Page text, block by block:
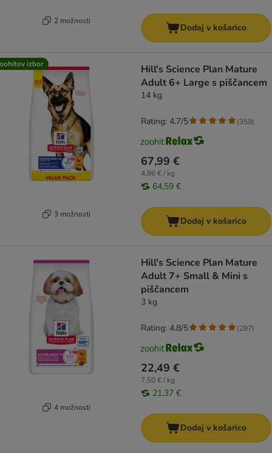
2 možnosti
Dodaj v košarico
izbor
3 možnosti
Hill's Science Plan Mature
Adult 6+ Large s piščancem
14 kg
67,99 €
4,86 € / kg
64,59 €
Rating: 4.7/5 (359)
Dodaj v košarico
4 možnosti
Hill's Science Plan Mature
Adult 7+ Small & Mini s
piščancem
3 kg
22,49 €
7,50 € / kg
21,37 €
Rating: 4.8/5 (287)
Dodaj v košarico